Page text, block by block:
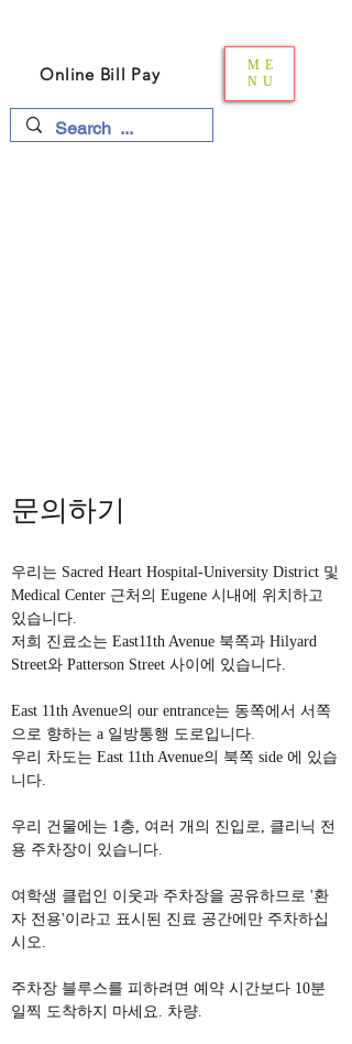
ME
NU
Online Bill Pay
문의하기
우리는 Sacred Heart Hospital-University District 및
Medical Center 근처의 Eugene 시내에 위치하고
있습니다.
저희 진료소는 East11th Avenue 북쪽과 Hilyard
Street와 Patterson Street 사이에 있습니다.
East 11th Avenue의 our entrance는 동쪽에서 서쪽
으로 향하는 a 일방통행 도로입니다.
우리 차도는 East 11th Avenue의 북쪽 side 에 있습
니다.
우리 건물에는 1층, 여러 개의 진입로, 클리닉 전
용 주차장이 있습니다.
여학생 클럽인 이웃과 주차장을 공유하므로 '환
자 전용'이라고 표시된 진료 공간에만 주차하십
시오.
주차장 블루스를 피하려면 예약 시간보다 10분
일찍 도착하지 마세요. 차량.